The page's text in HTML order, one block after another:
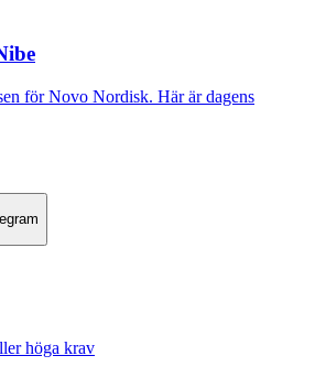
för Novo Nordisk. Här är dagens
höga krav